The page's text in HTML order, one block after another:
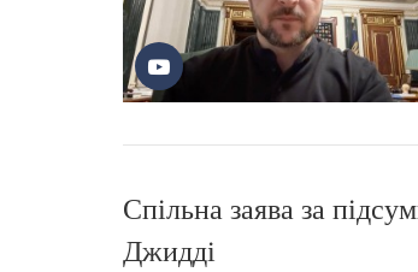
Спільна заява за
Джидді